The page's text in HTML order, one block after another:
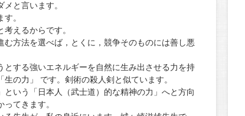
と言います。
。
えるからです。
む方法を選べば，とくに，競争そのものには善し悪
する強いエネルギーを自然に生み出させる力を持
の力」 です。剣術の殺人剣と似ています。
いう「日本人（武士道）的な精神の力」へと方向
てきます。